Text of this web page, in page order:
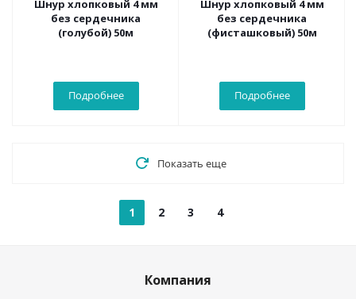
Шнур хлопковый 4 мм
без сердечника
(голубой) 50м
Подробнее
Шнур хлопковый 4 мм
без сердечника
(фисташковый) 50м
Подробнее
Показать еще
1 2 3 4
Компания